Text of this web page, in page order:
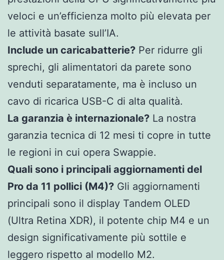
veloci e un’efficienza molto più elevata per
le attività basate sull’IA.
Include un caricabatterie? Per ridurre gli
sprechi, gli alimentatori da parete sono
venduti separatamente, ma è incluso un
cavo di ricarica USB-C di alta qualità.
La garanzia è internazionale? La nostra
garanzia tecnica di 12 mesi ti copre in tutte
le regioni in cui opera Swappie.
Quali sono i principali aggiornamenti del
Pro da 11 pollici (M4)? Gli aggiornamenti
principali sono il display Tandem OLED
(Ultra Retina XDR), il potente chip M4 e un
design significativamente più sottile e
leggero rispetto al modello M2.